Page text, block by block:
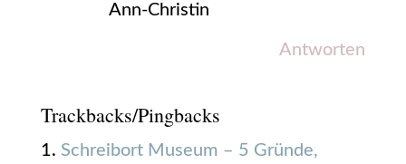
Ann-Christin
Antworten
Trackbacks/Pingbacks
Schreibort Museum – 5 Gründe,